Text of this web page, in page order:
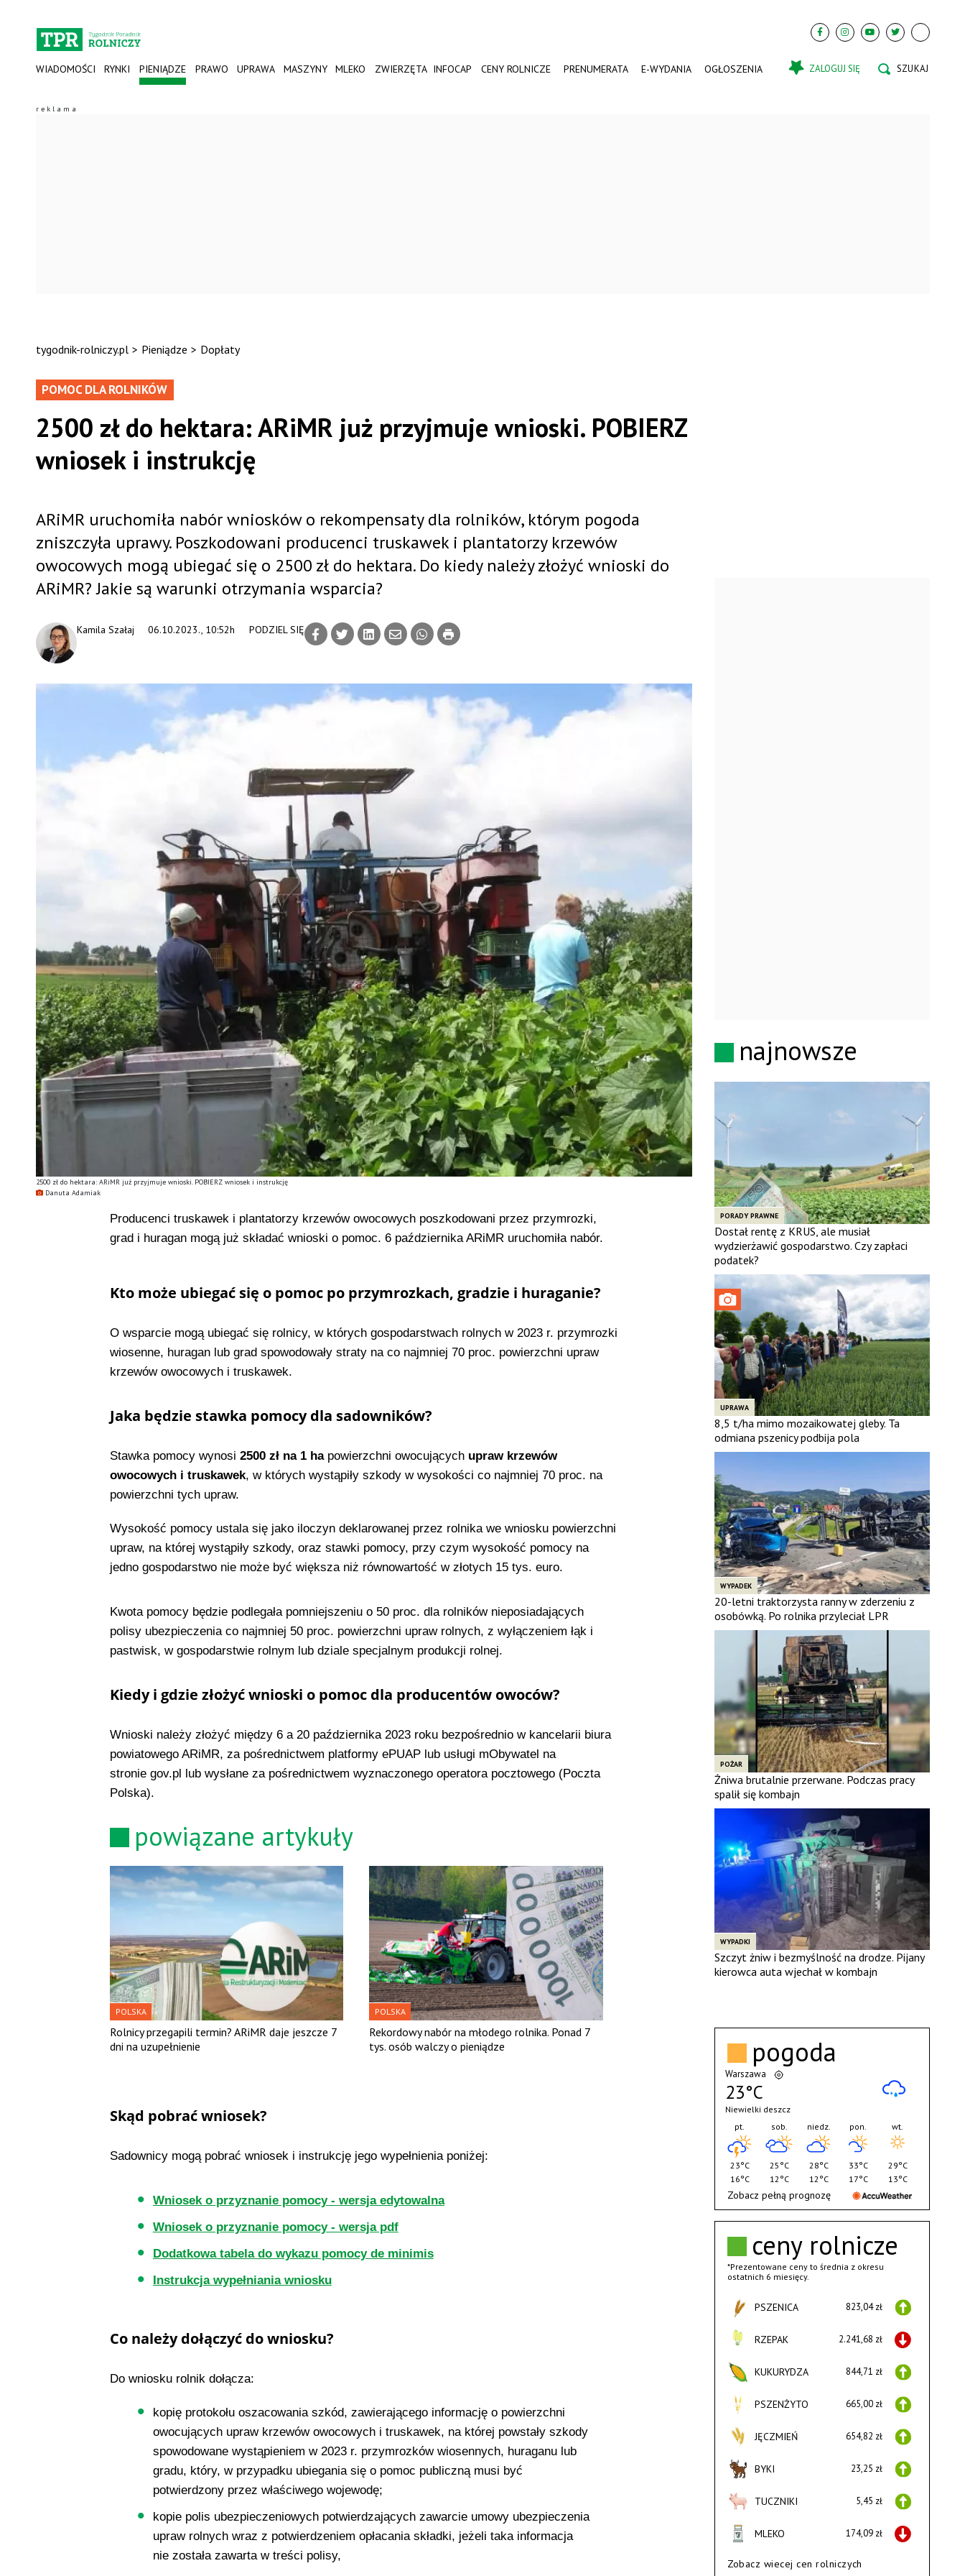
WIADOMOŚCI RYNKI PIENIĄDZE PRAWO UPRAWA MASZYNY MLEKO ZWIERZĘTA INFOCAP CENY ROLNICZE PRENUMERATA E-WYDANIA OGŁOSZENIA ZALOGUJ SIĘ
tygodnik-rolniczy.pl > Pieniądze > Dopłaty
2500 zł do hektara: ARiMR już przyjmuje wnioski. POBIERZ wniosek i instrukcję
Danuta Adamiak
POMOC DLA ROLNIKÓW
2500 zł do hektara: ARiMR już przyjmuje wnioski. POBIERZ
wniosek i instrukcję
06.10.2023., 10:52h
Kamila Szałaj PODZIEL SIĘ
ARiMR uruchomiła nabór wniosków o rekompensaty dla rolników, którym pogoda
zniszczyła uprawy. Poszkodowani producenci truskawek i plantatorzy krzewów
owocowych mogą ubiegać się o 2500 zł do hektara. Do kiedy należy złożyć wnioski do
ARiMR? Jakie są warunki otrzymania wsparcia?
Producenci truskawek i plantatorzy krzewów owocowych poszkodowani przez przymrozki,
grad i huragan mogą już składać wnioski o pomoc. 6 października ARiMR uruchomiła nabór.
Kto może ubiegać się o pomoc po przymrozkach, gradzie i huraganie?
O wsparcie mogą ubiegać się rolnicy, w których gospodarstwach rolnych w 2023 r. przymrozki
wiosenne, huragan lub grad spowodowały straty na co najmniej 70 proc. powierzchni upraw
krzewów owocowych i truskawek.
Jaka będzie stawka pomocy dla sadowników?
Stawka pomocy wynosi 2500 zł na 1 hapowierzchni owocujących upraw krzewów
owocowych i truskawek, w których wystąpiły szkody w wysokości co najmniej 70 proc. na
powierzchni tych upraw.
Wysokość pomocy ustala się jako iloczyn deklarowanej przez rolnika we wniosku powierzchni
upraw, na której wystąpiły szkody, oraz stawki pomocy, przy czym wysokość pomocy na
jedno gospodarstwo nie może być większa niż równowartość w złotych 15 tys. euro.
Kwota pomocy będzie podlegała pomniejszeniu o 50 proc. dla rolników nieposiadających
polisy ubezpieczenia co najmniej 50 proc. powierzchni upraw rolnych, z wyłączeniem łąk i
pastwisk, w gospodarstwie rolnym lub dziale specjalnym produkcji rolnej.
Kiedy i gdzie złożyć wnioski o pomoc dla producentów owoców?
Wnioski należy złożyć między 6 a 20 października 2023 roku bezpośrednio w kancelarii biura
powiatowego ARiMR, za pośrednictwem platformy ePUAP lub usługi mObywatel na
stronie gov.pl lub wysłane za pośrednictwem wyznaczonego operatora pocztowego (Poczta
Polska).
powiązane artykuły
POLSKA
Rolnicy przegapili termin? ARiMR daje jeszcze 7
dni na uzupełnienie
POLSKA
Rekordowy nabór na młodego rolnika. Ponad 7
tys. osób walczy o pieniądze
Skąd pobrać wniosek?
Sadownicy mogą pobrać wniosek i instrukcję jego wypełnienia poniżej:
Wniosek o przyznanie pomocy - wersja edytowalna
Wniosek o przyznanie pomocy - wersja pdf
Dodatkowa tabela do wykazu pomocy de minimis
Instrukcja wypełniania wniosku
Co należy dołączyć do wniosku?​
Do wniosku rolnik dołącza:
kopię protokołu oszacowania szkód, zawierającego informację o powierzchni
owocujących upraw krzewów owocowych i truskawek, na której powstały szkody
spowodowane wystąpieniem w 2023 r. przymrozków wiosennych, huraganu lub
gradu, który, w przypadku ubiegania się o pomoc publiczną musi być
potwierdzony przez właściwego wojewodę;
kopie polis ubezpieczeniowych potwierdzających zawarcie umowy ubezpieczenia
upraw rolnych wraz z potwierdzeniem opłacania składki, jeżeli taka informacja
nie została zawarta w treści polisy,
najnowsze
PORADY PRAWNE
Dostał rentę z KRUS, ale musiał
wydzierżawić gospodarstwo. Czy zapłaci
podatek?
UPRAWA
8,5 t/ha mimo mozaikowatej gleby. Ta
odmiana pszenicy podbija pola
WYPADEK
20-letni traktorzysta ranny w zderzeniu z
osobówką. Po rolnika przyleciał LPR
POŻAR
Żniwa brutalnie przerwane. Podczas pracy
spalił się kombajn
WYPADKI
Szczyt żniw i bezmyślność na drodze. Pijany
kierowca auta wjechał w kombajn
ceny rolnicze
*Prezentowane ceny to średnia z okresu
ostatnich 6 miesięcy.
PSZENICA 823,04 zł
RZEPAK 2.241,68 zł
KUKURYDZA 844,71 zł
PSZENŻYTO 665,00 zł
JĘCZMIEŃ 654,82 zł
BYKI 23,25 zł
TUCZNIKI 5,45 zł
MLEKO 174,09 zł
Zobacz wiecej cen rolniczych
pogoda
Warszawa
23°C
Niewielki deszcz
pt.
23°C
16°C
sob.
25°C
12°C
niedz.
28°C
12°C
pon.
33°C
17°C
wt.
29°C
13°C
Zobacz pełną prognozę